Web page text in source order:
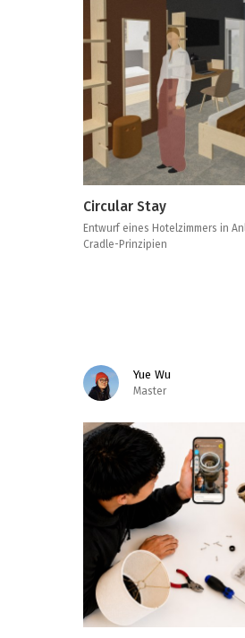
Circular Stay
Entwurf eines Hotelzimmers in
Cradle-Prinzipien
Yue Wu
Master